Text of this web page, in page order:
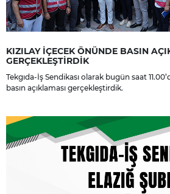
KIZILAY İÇECEK ÖNÜNDE BASIN
GERÇEKLEŞTİRDİK
Tekgıda-İş Sendikası olarak bugün saat
basın açıklaması gerçekleştirdik.